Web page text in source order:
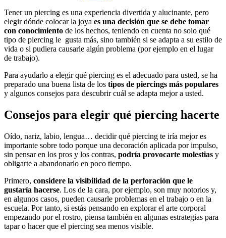
Tener un piercing es una experiencia divertida y alucinante, pero
elegir dónde colocar la joya es una decisión que se debe tomar
con conocimiento de los hechos, teniendo en cuenta no solo qué
tipo de piercing le gusta más, sino también si se adapta a su estilo de
vida o si pudiera causarle algún problema (por ejemplo en el lugar
de trabajo).
Para ayudarlo a elegir qué piercing es el adecuado para usted, se ha
preparado una buena lista de los tipos de piercings más populares
y algunos consejos para descubrir cuál se adapta mejor a usted.
Consejos para elegir qué piercing hacerte
Oído, nariz, labio, lengua… decidir qué piercing te iría mejor es
importante sobre todo porque una decoración aplicada por impulso,
sin pensar en los pros y los contras, podría provocarte molestias y
obligarte a abandonarlo en poco tiempo.
Primero, considere la visibilidad de la perforación que le
gustaría hacerse. Los de la cara, por ejemplo, son muy notorios y,
en algunos casos, pueden causarle problemas en el trabajo o en la
escuela. Por tanto, si estás pensando en explorar el arte corporal
empezando por el rostro, piensa también en algunas estrategias para
tapar o hacer que el piercing sea menos visible.